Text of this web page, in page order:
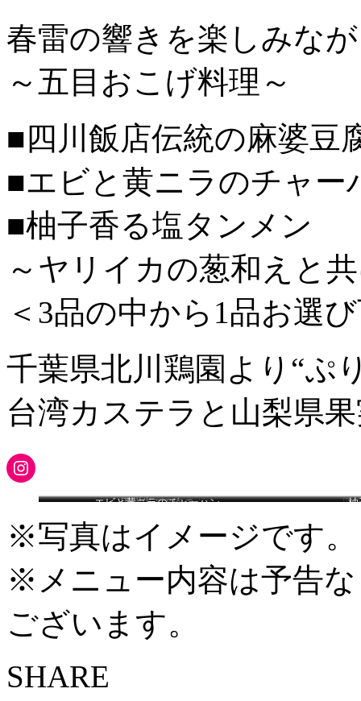
春雷の響きを楽しみな
～五目おこげ料理～
■四川飯店伝統の麻婆豆
■エビと黄ニラのチャー
■柚子香る塩タンメン
～ヤリイカの葱和えと
＜3品の中から1品お選
千葉県北川鶏園より“ぷ
台湾カステラと山梨県
Instagram
チャイニーズオードヴル
甲
甲州牛モモ肉の
エビと黄ニラのチャーハン 柚
※写真はイメージです。
※メニュー内容は予告
ございます。
SHARE